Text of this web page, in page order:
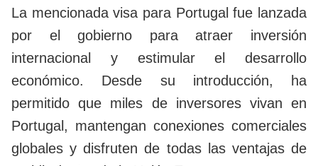
La mencionada visa para Portugal fue lanzada
por el gobierno para atraer inversión
internacional y estimular el desarrollo
económico. Desde su introducción, ha
permitido que miles de inversores vivan en
Portugal, mantengan conexiones comerciales
globales y disfruten de todas las ventajas de